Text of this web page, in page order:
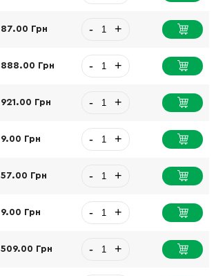
87.00 Грн - +
888.00 Грн - +
921.00 Грн - +
9.00 Грн - +
57.00 Грн - +
9.00 Грн - +
509.00 Грн - +